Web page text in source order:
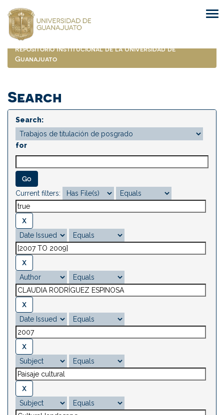
navigation
Repositorio Institucional de la Universidad de
Guanajuato
Search
Search:
for
Current filters: